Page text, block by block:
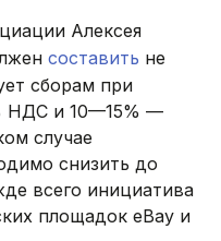
Алексея
составить не
сборам при
НДС и 10—15% —
случае
снизить до
всего инициатива
площадок eBay и